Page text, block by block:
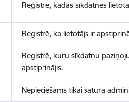
Reģistrē, kādas sīkdatnes
Reģistrē, ka lietotājs ir
Reģistrē, kuru sīkdatņu
apstiprinājis.
Nepieciešams tikai satura